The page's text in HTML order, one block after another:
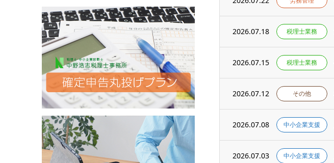
2026.07.18 税理士業務
2026.07.15 税理士業務
2026.07.12 その他
2026.07.08 中小企業支援
2026.07.03 中小企業支援